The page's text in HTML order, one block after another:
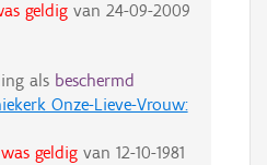
geldigvan 24-09-2009
als beschermd
Onze-Lieve-Vrouw:
was geldigvan 12-10-1981